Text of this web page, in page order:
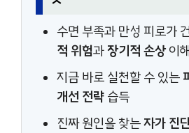
수면 부족과 만성 피로가
적 위험과 장기적 손상이
지금 바로 실천할 수 있는
개선 전략습득
진짜 원인을 찾는자가 진